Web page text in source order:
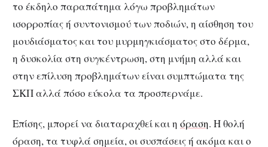
το έκδηλο παραπάτημα λόγω προβλημάτων
ισορροπίας ή συντονισμού των ποδιών, η αίσθηση του
μουδιάσματος και του μυρμηγκιάσματος στο δέρμα,
η δυσκολία στη συγκέντρωση, στη μνήμη αλλά και
στην επίλυση προβλημάτων είναι συμπτώματα της
ΣΚΠ αλλά πόσο εύκολα τα προσπερνάμε.
Επίσης, μπορεί να διαταραχθεί και η όραση. Η θολή
όραση, τα τυφλά σημεία, οι συσπάσεις ή ακόμα και ο